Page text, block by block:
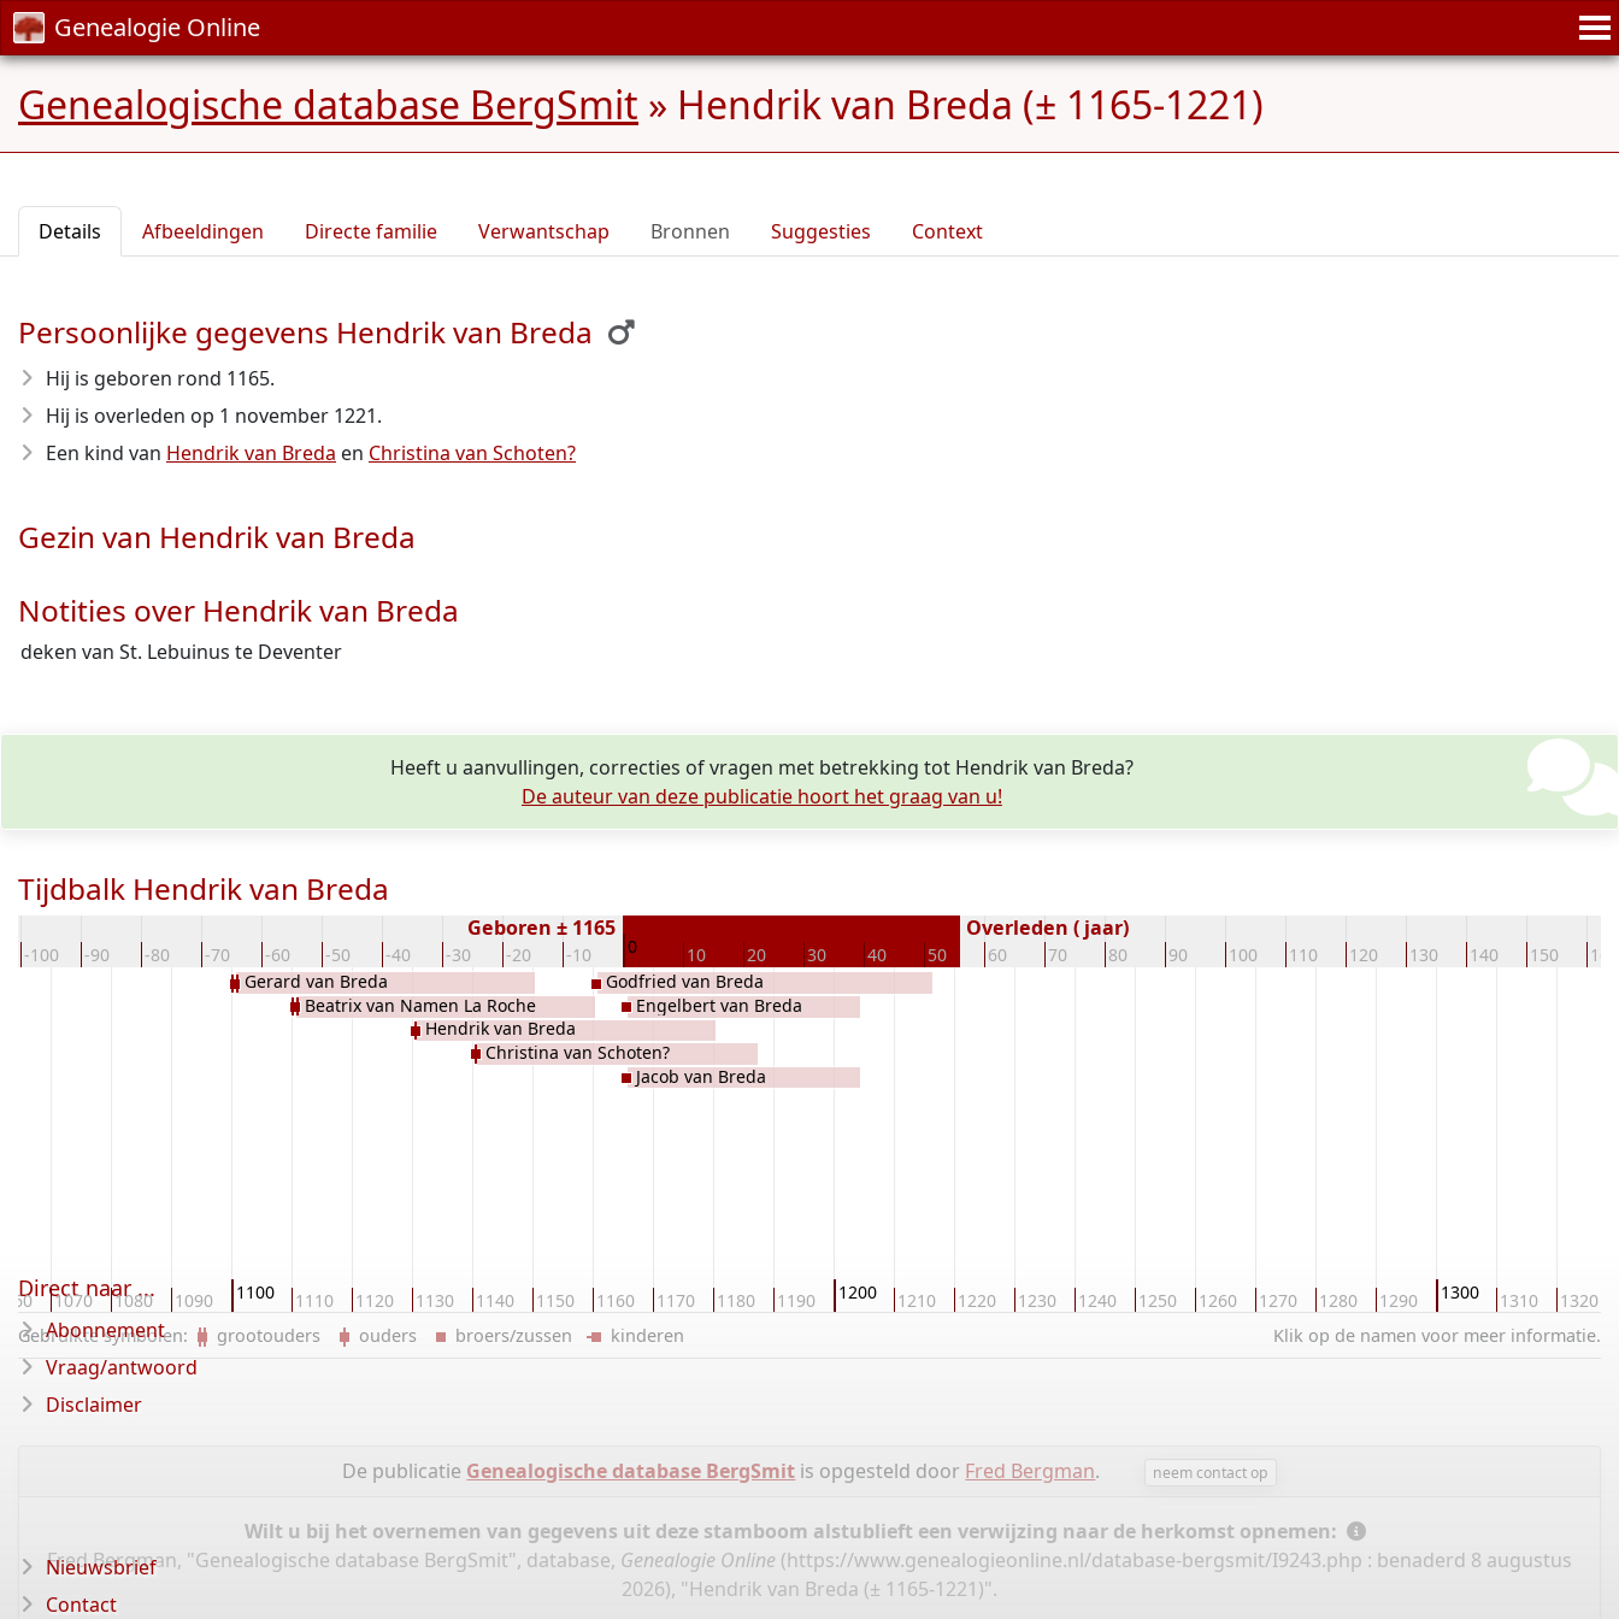
Genealogie Online
Genealogische database BergSmit » Hendrik van Breda (± 1165-1221)
Details Afbeeldingen Directe familie Verwantschap Bronnen Suggesties Context
Persoonlijke gegevens Hendrik van Breda
Hij is geboren rond 1165.
Hij is overleden op 1 november 1221.
Een kind van Hendrik van Breda en Christina van Schoten?
Gezin van Hendrik van Breda
Notities over Hendrik van Breda
deken van St. Lebuinus te Deventer
Heeft u aanvullingen, correcties of vragen met betrekking tot Hendrik van Breda?
De auteur van deze publicatie hoort het graag van u!
Tijdbalk Hendrik van Breda
-100 -90 -80 -70 -60 -50 -40 -30 -20 -10 0 10 20 30 40 50 60 70 80 90 100 110 120 130 140 150 160
Geboren ± 1165 Overleden ( jaar)
1070 1080 1090 1100 1110 1120 1130 1140 1150 1160 1170 1180 1190 1200 1210 1220 1230 1240 1250 1260 1270 1280 1290 1300 1310 1320
Gerard van Breda
Beatrix van Namen La Roche
Hendrik van Breda
Christina van Schoten?
Godfried van Breda
Engelbert van Breda
Jacob van Breda
Klik op de namen voor meer informatie.
Gebruikte symbolen: grootouders ouders broers/zussen kinderen
De publicatie Genealogische database BergSmit is opgesteld door Fred Bergman. neem contact op
Wilt u bij het overnemen van gegevens uit deze stamboom alstublieft een verwijzing naar de herkomst opnemen:
Fred Bergman, "Genealogische database BergSmit", database, Genealogie Online (https://www.genealogieonline.nl/database-bergsmit/I9243.php : benaderd 8 augustus
2026), "Hendrik van Breda (± 1165-1221)".
Direct naar ...
Abonnement
Vraag/antwoord
Disclaimer
Nieuwsbrief
Contact